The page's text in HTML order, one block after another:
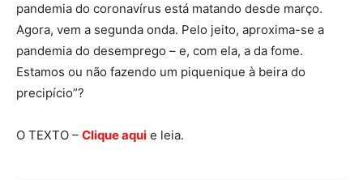
pandemia do coronavírus está matando desde março.
Agora, vem a segunda onda. Pelo jeito, aproxima-se a
pandemia do desemprego – e, com ela, a da fome.
Estamos ou não fazendo um piquenique à beira do
precipício”?
O TEXTO – Clique aqui e leia.